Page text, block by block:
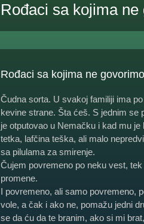
Rođaci sa kojima ne
Rođaci sa kojima ne govorimo
Čudna sorta. U svakoj familiji ima
kevine strane. Šta ćeš. S jednim se
je otputovao u Nemačku i kad mu
tetka, lafčina teška, ali malo
sa pilulama za smirenje.
Čujem povremeno po neku vest,
promene.
I povremeno, ali samo povremeno,
vole, a čak i ako ne, pomažu jedni
se da ću da te branim, ako si mi